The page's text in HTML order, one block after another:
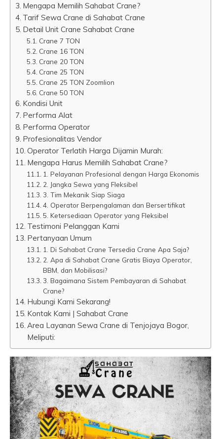
Mengapa Memilih Sahabat Crane?
Tarif Sewa Crane di Sahabat Crane
Detail Unit Crane Sahabat Crane
Crane 7 TON
Crane 16 TON
Crane 20 TON
Crane 25 TON
Crane 25 TON Zoomlion
Crane 50 TON
Kondisi Unit
Performa Alat
Performa Operator
Profesionalitas Vendor
Operator Terlatih Harga Dijamin Murah:
Mengapa Harus Memilih Sahabat Crane?
1. Pelayanan Profesional dengan Harga Ekonomis
2. Jangka Sewa yang Fleksibel
3. Tim Mekanik Siap Siaga
4. Operator Berpengalaman dan Bersertifikat
5. Ketersediaan Operator yang Fleksibel
Testimoni Pelanggan Kami
Pertanyaan Umum
1. Di Sahabat Crane Tersedia Crane Apa Saja?
2. Apa di Sahabat Crane Gratis Biaya Operator,
BBM, dan Mobilisasi?
3. Bagaimana Sistem Pembayaran di Sahabat
Crane?
Hubungi Kami Sekarang!
Kontak Kami | Sahabat Crane
Area Layanan Sewa Crane di Tenjojaya Bogor,
Meliputi: